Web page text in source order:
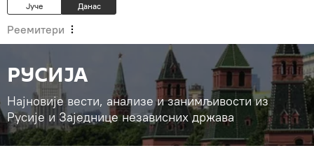
Јуче Данас
Реемитери
РУСИЈА
Најновије вести, анализе и занимљивости из
Русије и Заједнице независних држава